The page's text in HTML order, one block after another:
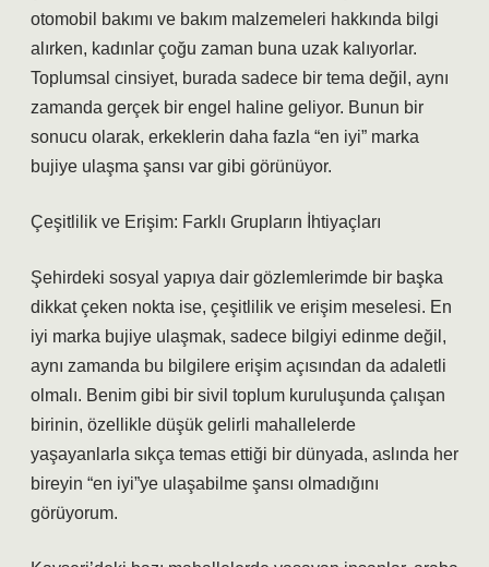
otomobil bakımı ve bakım malzemeleri hakkında bilgi
alırken, kadınlar çoğu zaman buna uzak kalıyorlar.
Toplumsal cinsiyet, burada sadece bir tema değil, aynı
zamanda gerçek bir engel haline geliyor. Bunun bir
sonucu olarak, erkeklerin daha fazla “en iyi” marka
bujiye ulaşma şansı var gibi görünüyor.
Çeşitlilik ve Erişim: Farklı Grupların İhtiyaçları
Şehirdeki sosyal yapıya dair gözlemlerimde bir başka
dikkat çeken nokta ise, çeşitlilik ve erişim meselesi. En
iyi marka bujiye ulaşmak, sadece bilgiyi edinme değil,
aynı zamanda bu bilgilere erişim açısından da adaletli
olmalı. Benim gibi bir sivil toplum kuruluşunda çalışan
birinin, özellikle düşük gelirli mahallelerde
yaşayanlarla sıkça temas ettiği bir dünyada, aslında her
bireyin “en iyi”ye ulaşabilme şansı olmadığını
görüyorum.